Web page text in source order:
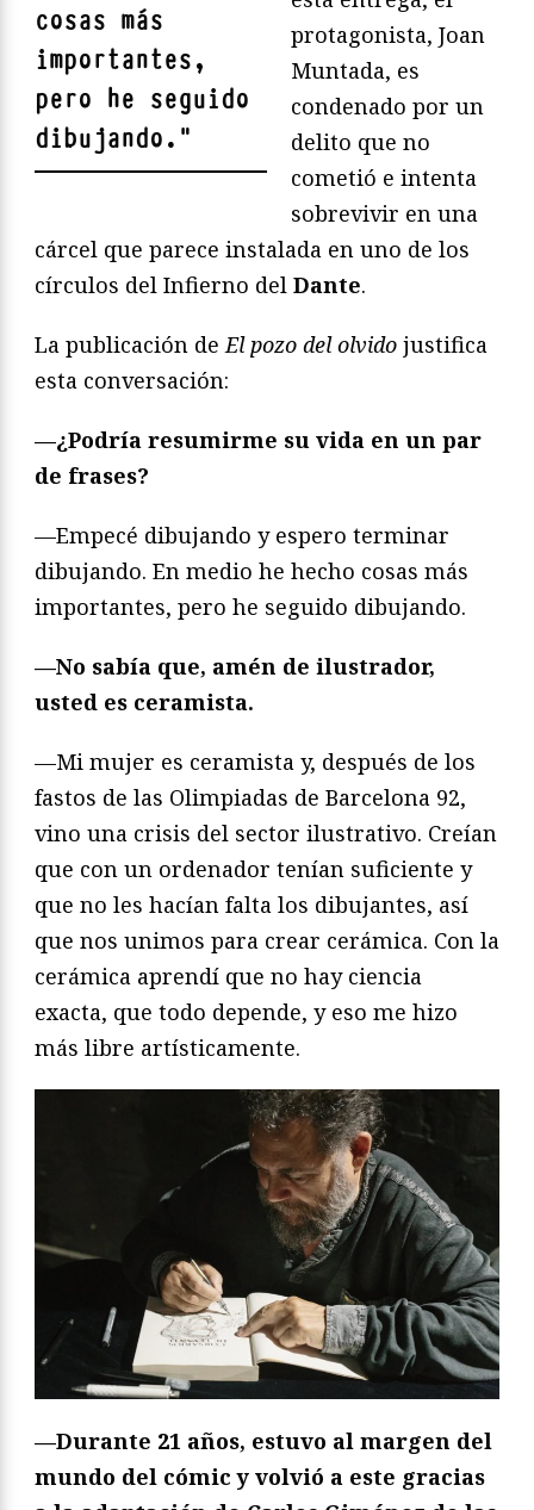
cosas más
importantes,
pero he seguido
dibujando. "
protagonista, Joan
Muntada, es
condenado por un
delito que no
cometió e intenta
sobrevivir en una
cárcel que parece instalada en uno de los
círculos del Infierno del Dante.
La publicación deEl pozo del olvido justifica
esta conversación:
—¿Podría resumirme su vida en un par
de frases?
—Empecé dibujando y espero terminar
dibujando. En medio he hecho cosas más
importantes, pero he seguido dibujando.
—No sabía que, amén de ilustrador,
usted es ceramista.
—Mi mujer es ceramista y, después de los
fastos de las Olimpiadas de Barcelona 92,
vino una crisis del sector ilustrativo. Creían
que con un ordenador tenían suficiente y
que no les hacían falta los dibujantes, así
que nos unimos para crear cerámica. Con la
cerámica aprendí que no hay ciencia
exacta, que todo depende, y eso me hizo
más libre artísticamente.
—Durante 21 años, estuvo al margen del
mundo del cómic y volvió a este gracias